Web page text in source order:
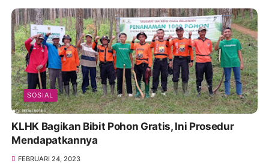
SOSIAL
KLHK Bagikan Bibit Pohon Gratis, Ini Prosedur
Mendapatkannya
FEBRUARI 24, 2023